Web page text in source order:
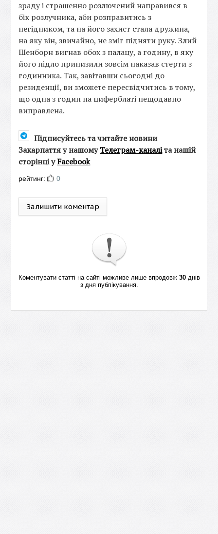
зраду і страшенно розлючений направився в
бік розлучника, аби розправитись з
негідником, та на його захист стала дружина,
на яку він, звичайно, не зміг підняти руку. Злий
Шенборн вигнав обох з палацу, а годину, в яку
його підло принизили зовсім наказав стерти з
годинника. Так, завітавши сьогодні до
резиденції, ви зможете пересвідчитись в тому,
що одна з годин на циферблаті нещодавно
виправлена.
Підписуйтесь та читайте новини
Закарпаття у нашомуТелеграм-каналіта нашій
сторінці уFacebook
рейтинг: 0
Залишити коментар
Коментувати статті на сайті можливе лише впродовж 30днів
з дня публікування.